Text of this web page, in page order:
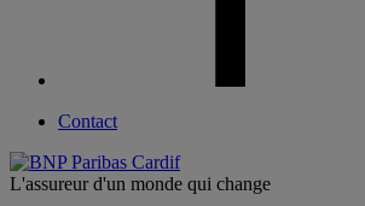
Contact
L'assureur d'un monde qui change